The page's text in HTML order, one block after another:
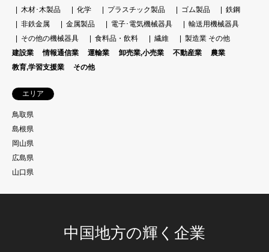
木材･木製品
化学 プラスチック製品 ゴム製品
鉄鋼
非鉄金属
金属製品 電子･電気機械器具
輸送用機械器具
その他の機械器具
食料品・飲料 繊維
製造業 その他
建設業
情報通信業 運輸業 卸売業,小売業 不動産業
農業
教育,学習支援業
その他
エリア
鳥取県
島根県
岡山県
広島県
山口県
中国地方の輝く企業